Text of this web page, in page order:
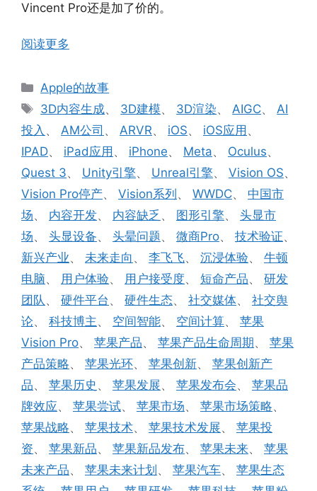
Vincent Pro还是加了价的。
阅读更多
分
类
Apple的故事
标
签
3D内容生成、 3D建模、 3D渲染、 AIGC、 AI
投入 、 AM公司 、 ARVR、 iOS、 iOS应用 、
IPAD、 iPad应用 、 iPhone、 Meta、 Oculus、
Quest 3、 Unity引擎、 Unreal引擎、 Vision OS、
Vision Pro停产、 Vision系列、 WWDC、 中国市
场、 内容开发、 内容缺乏 、 图形引擎、 头显市
场、 头显设备、 头晕问题、 微商Pro、 技术验证、
新兴产业、 未来走向 、 李飞飞、 沉浸体验、 牛顿
电脑、 用户体验、 用户接受度、 短命产品、 研发
团队 、 硬件平台 、 硬件生态、 社交媒体、 社交舆
论、 科技博主、 空间智能、 空间计算、 苹果
Vision Pro、 苹果产品、 苹果产品生命周期、 苹果
产品策略、 苹果光环、 苹果创新、 苹果创新产
品、 苹果历史 、 苹果发展、 苹果发布会、 苹果品
牌效应、 苹果尝试、 苹果市场、 苹果市场策略、
苹果战略、 苹果技术、 苹果技术发展、 苹果投
资、 苹果新品、 苹果新品发布、 苹果未来、 苹果
未来产品、 苹果未来计划、 苹果汽车、 苹果生态